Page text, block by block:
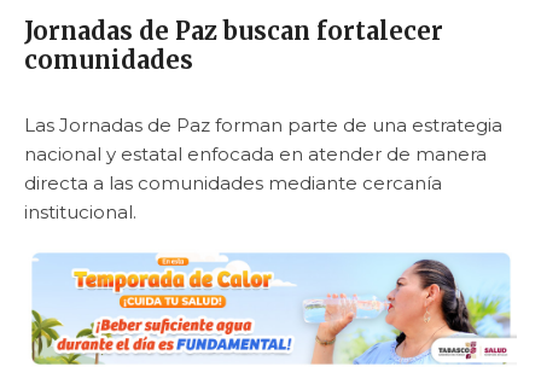
Jornadas de Paz buscan fortalecer
comunidades
Las Jornadas de Paz forman parte de una estrategia
nacional y estatal enfocada en atender de manera
directa a las comunidades mediante cercanía
institucional.